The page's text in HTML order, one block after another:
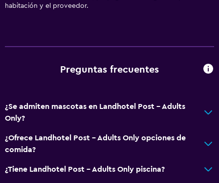
Gel de ducha
Servicios y facilidades
Servicio de habitaciones
Venta de pases de esquí
Acceso con llave
habitación y el proveedor.
Preguntas frecuentes
¿Se admiten mascotas en Landhotel Post - Adults
Only?
¿Ofrece Landhotel Post - Adults Only opciones de
comida?
¿Tiene Landhotel Post - Adults Only piscina?